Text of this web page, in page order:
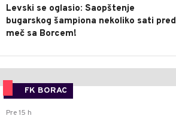
Levski se oglasio: Saopštenje
bugarskog šampiona nekoliko sati pred
meč sa Borcem!
FK BORAC
Pre 15 h